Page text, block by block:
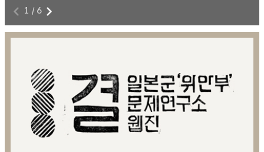
본 영상물은 아카이브814 제공을 위해 제작된 영상콘텐츠이다.
1 / 6